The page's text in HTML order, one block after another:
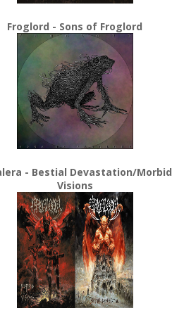
Froglord - Sons of Froglord
- Bestial Devastation/Morbid
Visions